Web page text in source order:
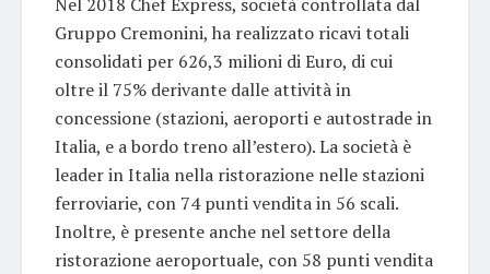
Gruppo Cremonini, ha realizzato ricavi totali
consolidati per 626,3 milioni di Euro, di cui
oltre il 75% derivante dalle attività in
concessione (stazioni, aeroporti e autostrade in
Italia, e a bordo treno all’estero). La società è
leader in Italia nella ristorazione nelle stazioni
ferroviarie, con 74 punti vendita in 56 scali.
Inoltre, è presente anche nel settore della
ristorazione aeroportuale, con 58 punti vendita